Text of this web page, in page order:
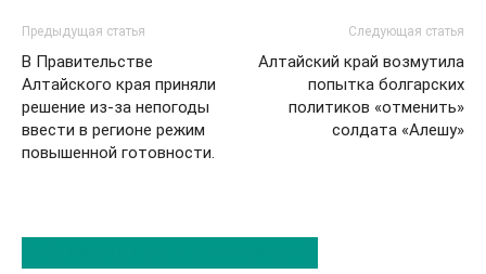
Предыдущая статья
В Правительстве
Алтайского края приняли
решение из-за непогоды
ввести в регионе режим
повышенной готовности.
Следующая статья
Алтайский край возмутила
попытка болгарских
политиков «отменить»
солдата «Алешу»